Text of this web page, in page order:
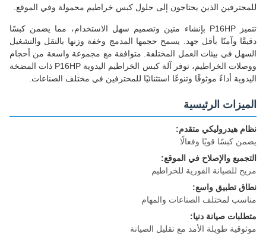
للمحترفين الذين يحتاجون إلى حلول كبس خراطيم محمولة وفي الموقع.
تتميز P16HP بإنشاء متين وتصميم سهل الاستخدام، مما يضمن كبسًا
دقيقًا وآمنًا بأقل جهد. يسمح حجمها المدمج وخفة وزنها بالنقل والتشغيل
السهل في بيئات العمل المختلفة. متوافقة مع مجموعة واسعة من أحجام
ووصلات الخراطيم، توفر آلة كبس الخراطيم اليدوية P16HP ذات المضخة
اليدوية أداءً موثوقًا وتنوعًا استثنائيًا للمحترفين في مختلف الصناعات.
الميزات الرئيسية
نظام هيدروليكي متقدم:
يضمن كبسًا قويًا وفعالًا
التجميع والإصلاح في الموقع:
مريح للصيانة الفورية للخراطيم
نطاق تطبيق واسع:
مناسب لمختلف الصناعات والمهام
متطلبات صيانة دنيا:
موثوقية طويلة الأمد مع تقليل الصيانة